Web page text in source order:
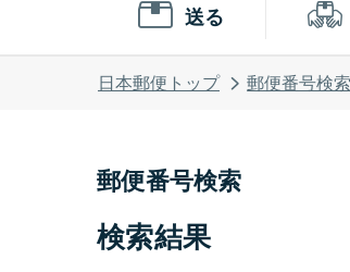
送る
日本郵便トップ 郵便番号検索
郵便番号検索
検索結果